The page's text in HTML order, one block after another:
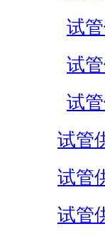
试
试
试
试管
试管
试管